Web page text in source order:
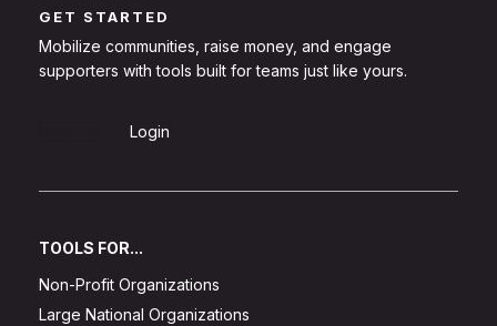
GET STARTED
Mobilize communities, raise money, and engage
supporters with tools built for teams just like yours.
Login
TOOLS FOR...
Non-Profit Organizations
Large National Organizations